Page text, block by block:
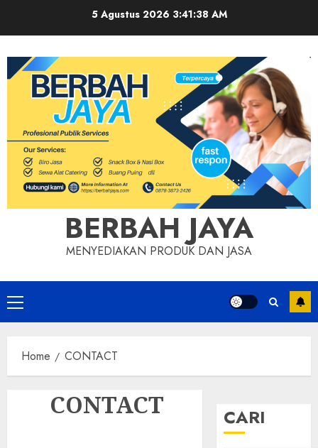
5 Agustus 2026 3:41:39 AM
BERBAH JAYA
MENYEDIAKAN PRODUK DAN JASA
Primary
Menu
Home CONTACT
CONTACT CARI